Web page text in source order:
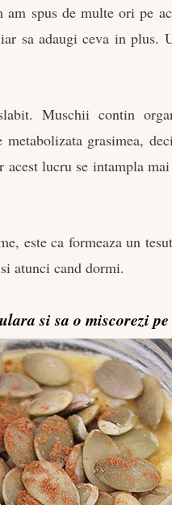
spus de multe ori pe
sa adaugi ceva in plus.
Muschii contin
grasimea,
acest lucru se intampla
este ca formeaza un
atunci cand dormi.
si sa o miscorezi